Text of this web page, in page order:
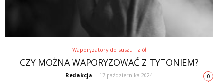
Waporyzatory do suszu i ziół
CZY MOŻNA WAPORYZOWAĆ Z TYTONIEM?
Redakcja - 17 października 2024 0